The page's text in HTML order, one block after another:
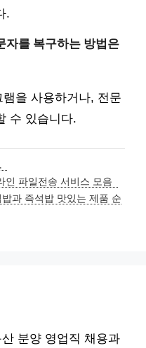
.
자를 복구하는 방법은
을 사용하거나, 전문
수 있습니다.
인 파일전송 서비스 모음
과 즉석밥 맛있는 제품 순
분양 영업직 채용과